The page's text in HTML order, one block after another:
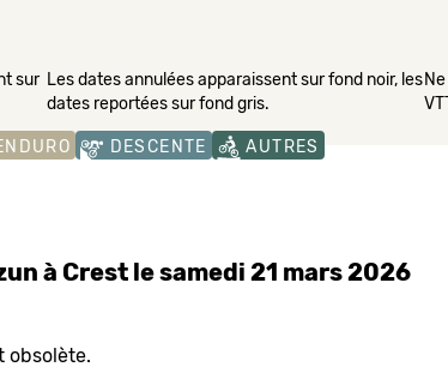
sur Les dates annulées apparaissent sur fond noir, les
dates reportées sur fond gris.
DESCENTE AUTRES
à Crest le samedi 21 mars 2026
obsolète.